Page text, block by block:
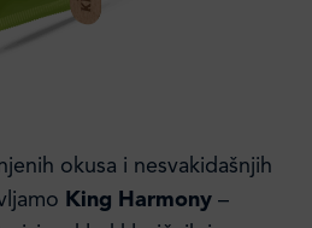
okusa i nesvakidašnjih
King Harmony –